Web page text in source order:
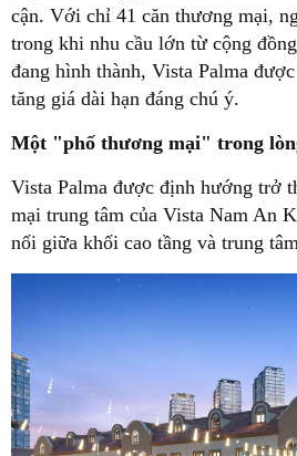
cận. Với chỉ 41 căn thương mại,
trong khi nhu cầu lớn từ cộng
đang hình thành, Vista Palma
tăng giá dài hạn đáng chú ý.
Một "phố thương mại" trong
Vista Palma được định hướng trở
mại trung tâm của Vista Nam An
nối giữa khối cao tầng và trung